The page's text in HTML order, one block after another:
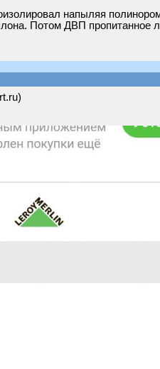
напыляя
Потом ДВП пропитанное